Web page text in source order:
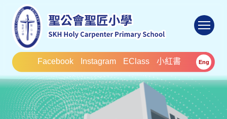
Facebook Instagram EClass 小紅書 Eng